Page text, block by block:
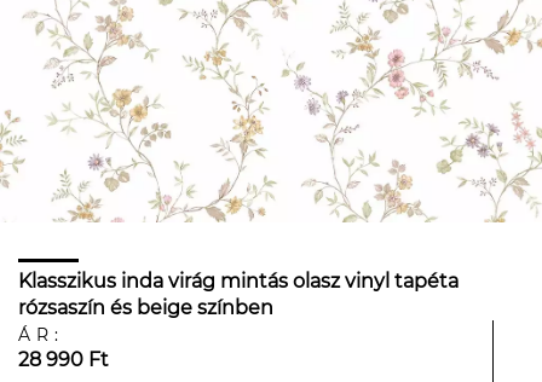
Klasszikus inda virág mintás olasz vinyl tapéta
rózsaszín és beige színben
ÁR:
28 990 Ft